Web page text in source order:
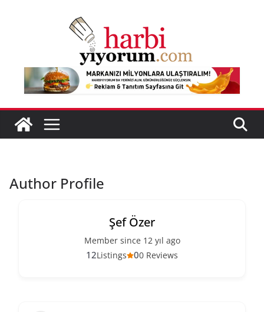
Author Profile
Şef Özer
Member since 12 yıl ago
00 Reviews
12Listings